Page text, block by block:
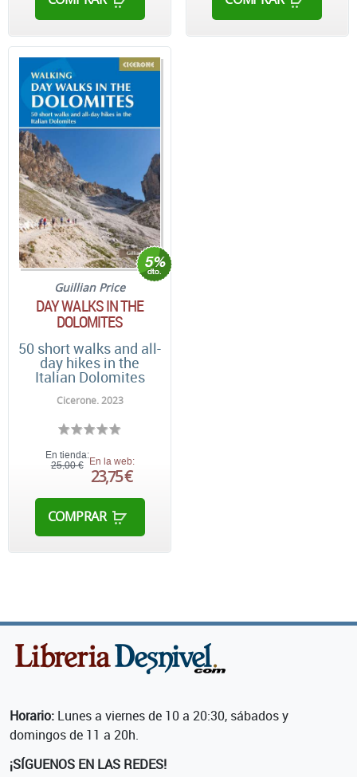
Guillian Price
DAY WALKS IN THE
DOLOMITES
50 short walks and all-
day hikes in the
Italian Dolomites
Cicerone. 2023
En tienda:
25,00 € En la web:
23,75 €
COMPRAR
Horario: Lunes a viernes de 10 a 20:30, sábados y
domingos de 11 a 20h.
¡SÍGUENOS EN LAS REDES!